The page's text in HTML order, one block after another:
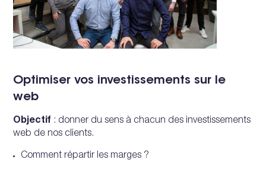
Optimiser vos investissements sur le
web
Objectif : donner du sens à chacun des investissements
web de nos clients.
Comment répartir les marges ?